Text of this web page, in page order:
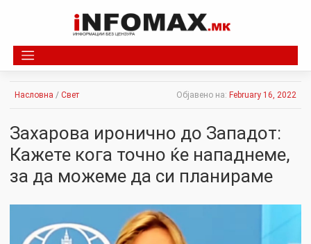
Насловна / Свет Објавено на: February 16, 2022
Захарова иронично до Западот:
Кажете кога точно ќе нaпаднеме,
за да можеме да си планираме